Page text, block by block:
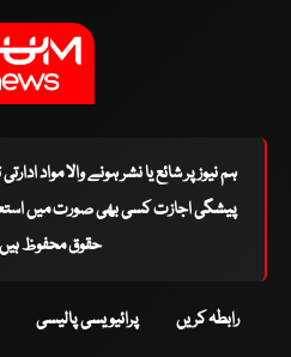
ہم نیوز پر شائع یا نشر ہونے والا مواد
پیشگی اجازت کسی بھی صورت میں
حقوق محفوظ ہیں ©
رابطہ کریں پرائیویسی پالیسی